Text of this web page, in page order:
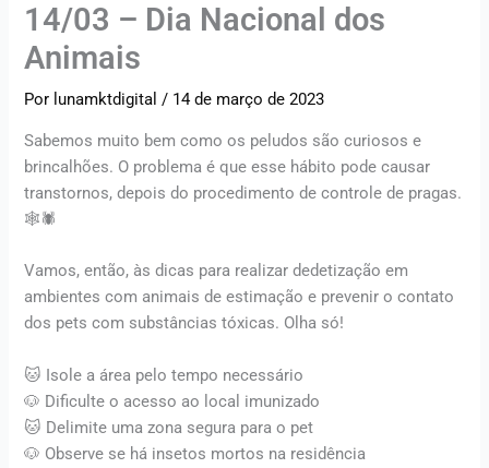
14/03 – Dia Nacional dos
Animais
Por lunamktdigital/ 14 de março de 2023
Sabemos muito bem como os peludos são curiosos e
brincalhões. O problema é que esse hábito pode causar
transtornos, depois do procedimento de controle de pragas.
🕸🕷
Vamos, então, às dicas para realizar dedetização em
ambientes com animais de estimação e prevenir o contato
dos pets com substâncias tóxicas. Olha só!
🐱 Isole a área pelo tempo necessário
🐶 Dificulte o acesso ao local imunizado
🐱 Delimite uma zona segura para o pet
🐶 Observe se há insetos mortos na residência